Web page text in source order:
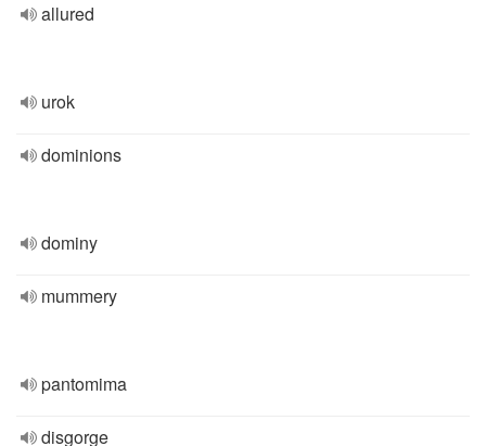
allured
urok
dominions
dominy
mummery
pantomima
disgorge